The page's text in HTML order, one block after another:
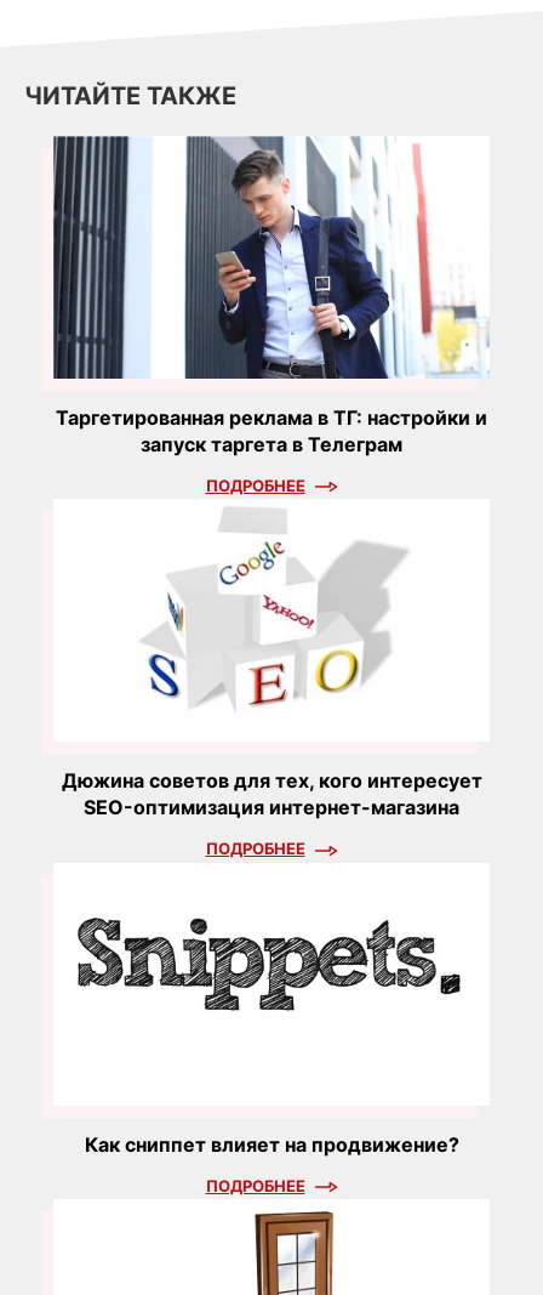
ЧИТАЙТЕ ТАКЖЕ
Таргетированная реклама в ТГ: настройки и
запуск таргета в Телеграм
ПОДРОБНЕЕ
Дюжина советов для тех, кого интересует
SEO-оптимизация интернет-магазина
ПОДРОБНЕЕ
Как сниппет влияет на продвижение?
ПОДРОБНЕЕ